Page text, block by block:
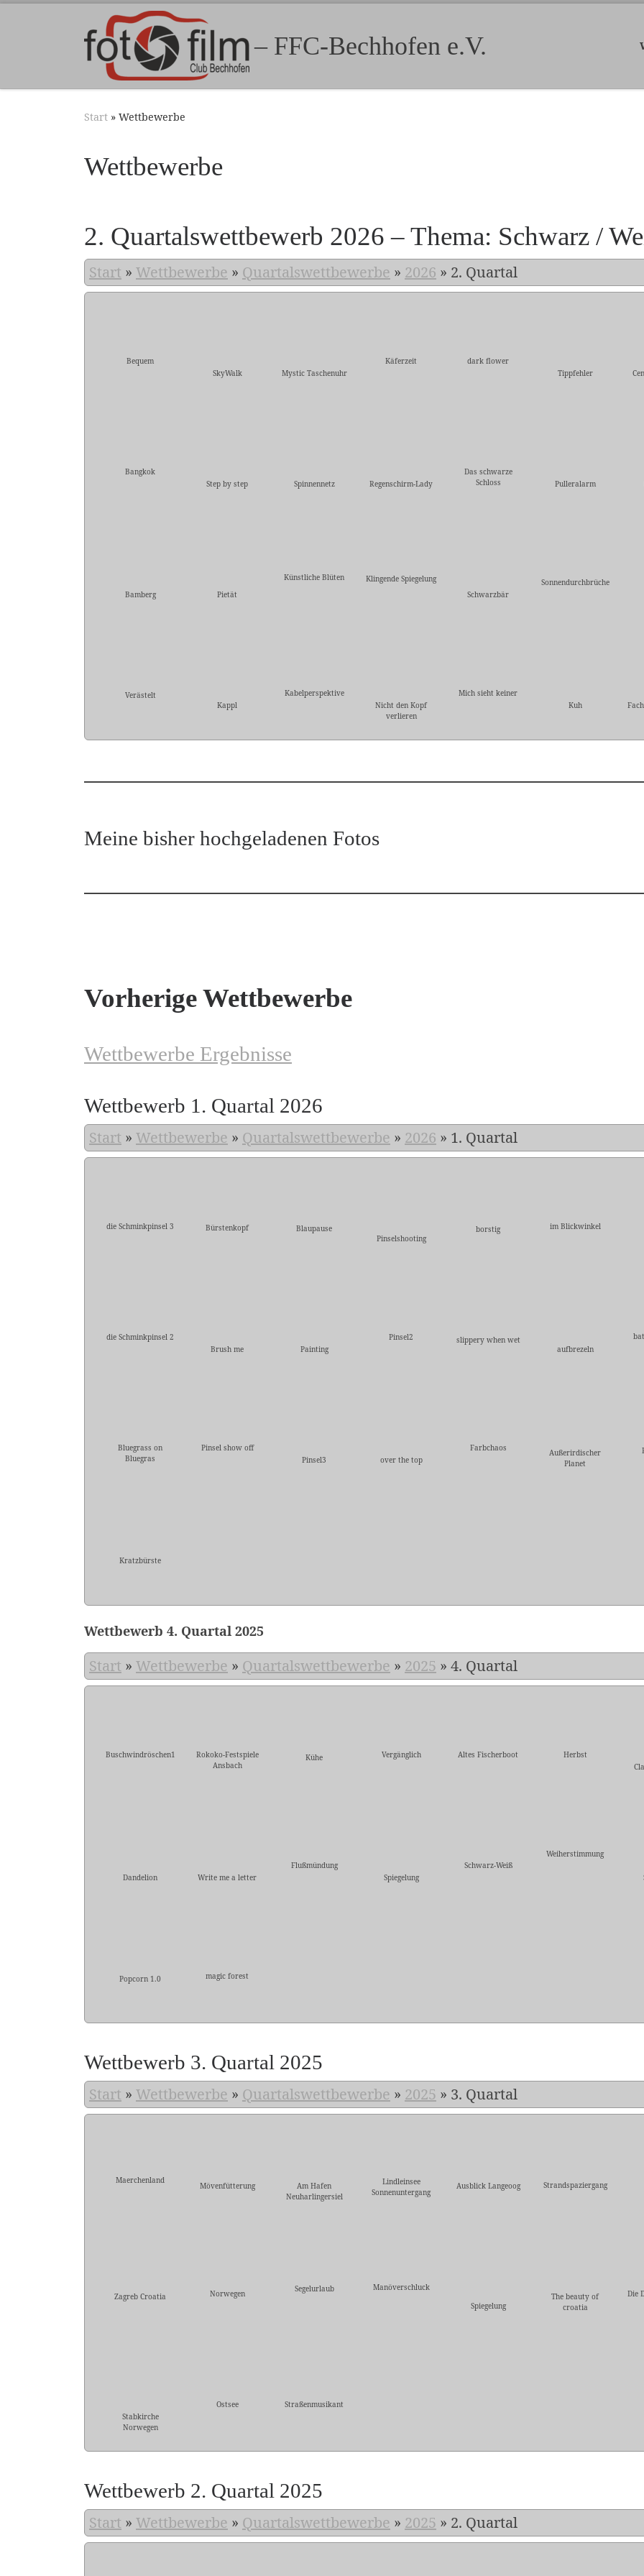
Zum Inhalt springen
– FFC-Bechhofen e.V.
Start » Wettbewerbe
Wettbewerbe
2. Quartalswettbewerb 2026 – Thema: Schwarz /
Start » Wettbewerbe » Quartalswettbewerbe » 2026 » 2. Quartal
Bequem
SkyWalk
Mystic Taschenuhr
Käferzeit
dark flower
Tippfehler
Bangkok
Step by step
Spinnennetz Regenschirm-Lady
Das schwarze
Schloss
Pulleralarm
Bamberg Pietät
Künstliche Blüten
Klingende Spiegelung
Schwarzbär
Sonnendurchbrüche
Verästelt
Kappl
Kabelperspektive
Nicht den Kopf
verlieren
Mich sieht keiner
Kuh
Meine bisher hochgeladenen Fotos
Vorherige Wettbewerbe
Wettbewerbe Ergebnisse
Wettbewerb 1. Quartal 2026
Start » Wettbewerbe » Quartalswettbewerbe » 2026 » 1. Quartal
die Schminkpinsel 3 Bürstenkopf
Blaupause
Pinselshooting
borstig im Blickwinkel
die Schminkpinsel 2
Brush me
Painting
Pinsel2
slippery when wet
aufbrezeln
Bluegrass on
Bluegras
Pinsel show off
Pinsel3
over the top
Farbchaos
Außerirdischer
Planet
Kratzbürste
Wettbewerb 4. Quartal 2025
Start » Wettbewerbe » Quartalswettbewerbe » 2025 » 4. Quartal
Buschwindröschen1
Rokoko-Festspiele
Ansbach
Kühe Vergänglich Altes Fischerboot
Herbst
Dandelion Write me a letter
Flußmündung
Spiegelung
Schwarz-Weiß
Weiherstimmung
Popcorn 1.0 magic forest
Wettbewerb 3. Quartal 2025
Start » Wettbewerbe » Quartalswettbewerbe » 2025 » 3. Quartal
Maerchenland
Mövenfütterung
Am Hafen
Neuharlingersiel
Lindleinsee
Sonnenuntergang
Ausblick Langeoog Strandspaziergang
Zagreb Croatia Norwegen Segelurlaub
Manöverschluck
Spiegelung
The beauty of
croatia
Die
Stabkirche
Norwegen
Ostsee Straßenmusikant
Wettbewerb 2. Quartal 2025
Start » Wettbewerbe » Quartalswettbewerbe » 2025 » 2. Quartal